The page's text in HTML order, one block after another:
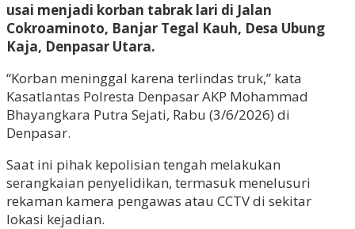
usai menjadi korban tabrak lari di Jalan
Cokroaminoto, Banjar Tegal Kauh, Desa Ubung
Kaja, Denpasar Utara.
“Korban meninggal karena terlindas truk,” kata
Kasatlantas Polresta Denpasar AKP Mohammad
Bhayangkara Putra Sejati, Rabu (3/6/2026) di
Denpasar.
Saat ini pihak kepolisian tengah melakukan
serangkaian penyelidikan, termasuk menelusuri
rekaman kamera pengawas atau CCTV di sekitar
lokasi kejadian.